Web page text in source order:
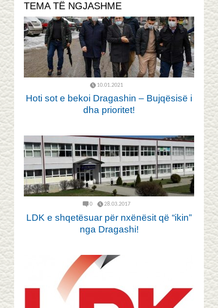
TEMA TË NGJASHME
10.01.2021
Hoti sot e bekoi Dragashin – Bujqësisë i
dha prioritet!
0 28.03.2017
LDK e shqetësuar për nxënësit që “ikin”
nga Dragashi!